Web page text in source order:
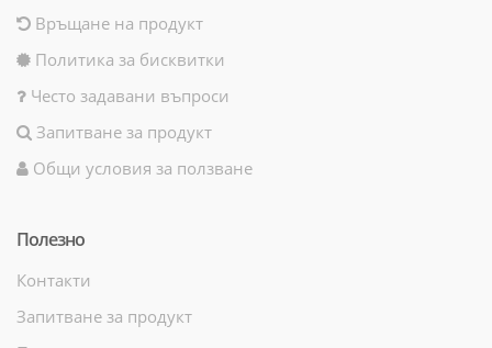
Връщане на продукт
Политика за бисквитки
Често задавани въпроси
Запитване за продукт
Общи условия за ползване
Полезно
Контакти
Запитване за продукт